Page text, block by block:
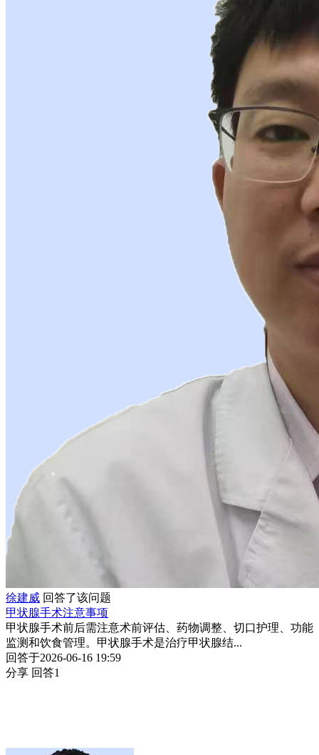
徐建威 回答了该问题
甲状腺手术注意事项
甲状腺手术前后需注意术前评估、药物调整、切口护理、功能
监测和饮食管理。甲状腺手术是治疗甲状腺结...
回答于2026-06-16 19:59
分享 回答1